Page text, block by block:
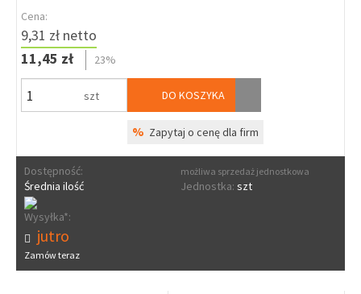
Cena:
9,31 zł netto
11,45 zł
23%
szt DO KOSZYKA
% Zapytaj o cenę dla firm
Dostępność:
Średnia ilość
możliwa sprzedaż jednostkowa
Jednostka: szt
Wysyłka*:
jutro
Zamów teraz